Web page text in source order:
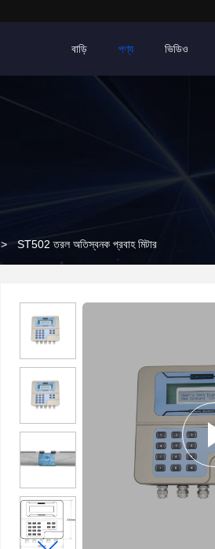
বাড়ি পণ্য ভিডিও
> ST502 তরল অতিস্বনক প্রবাহ মিটার